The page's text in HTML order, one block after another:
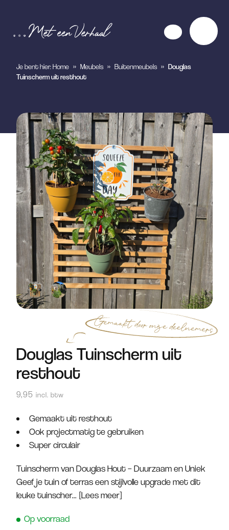
Je bent hier: Home » Meubels » Buitenmeubels » Douglas
Tuinscherm uit resthout
Douglas Tuinscherm uit
resthout
9,95 incl. btw
Gemaakt uit resthout
Ook projectmatig te gebruiken
Super circulair
Tuinscherm van Douglas Hout – Duurzaam en Uniek
Geef je tuin of terras een stijlvolle upgrade met dit
leuke tuinscher... [Lees meer]
Op voorraad